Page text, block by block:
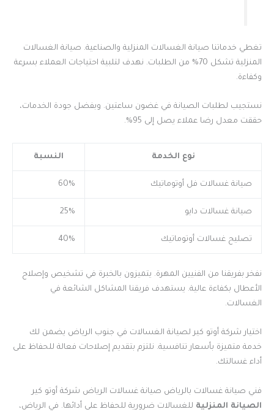
تغطي خدماتنا صيانة الغسالات المنزلية والصناعية. صيانة الغسالات
المنزلية تشكل 70% من الطلبات. نهدف لتلبية احتياجات العملاء بسرعة
وكفاءة.
نستجيب لطلبات الصيانة في غضون ساعتين. وبفضل جودة الخدمات،
حققت معدل رضا عملاء يصل إلى 95%.
نوع الخدمة النسبة
صيانة غسالات فل أوتوماتيك 60%
صيانة غسالات دايو 25%
تصليح غسالات أوتوماتيك 40%
نفخر بفريقنا من الفنيين المهرة. يتميزون بالخبرة في تشخيص وإصلاح
الأعطال بكفاءة عالية. يستهدف فريقنا المشاكل الشائعة في
الغسالات.
اختيار شركة أوتو كير لصيانة الغسالات في جنوب الرياض يضمن لك
خدمة متميزة بأسعار تنافسية. نلتزم بتقديم إصلاحات فعالة للحفاظ على
أداء غسالتك.
فني صيانة غسالات بالرياض صيانة غسالات الرياض شركة أوتو كير
الصيانة المنزلية للغسالات ضرورية للحفاظ على أدائها. في الرياض،